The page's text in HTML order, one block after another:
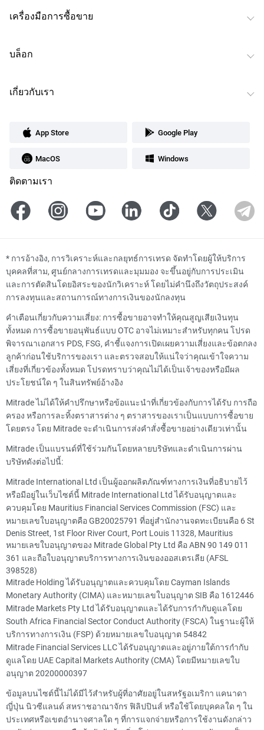
เครื่องมือการซื้อขาย
บล็อก
เกี่ยวกับเรา
App Store Google Play
MacOS Windows
ติดตามเรา
* การอ้างอิง, การวิเคราะห์และกลยุทธ์การเทรด จัดทำโดยผู้ให้บริการ
บุคคลที่สาม, ศูนย์กลางการเทรดและมุมมอง จะขึ้นอยู่กับการประเมิน
และการตัดสินโดยอิสระของนักวิเคราะห์ โดยไม่คำนึงถึงวัตถุประสงค์
การลงทุนและสถานการณ์ทางการเงินของนักลงทุน
คำเตือนเกี่ยวกับความเสี่ยง: การซื้อขายอาจทำให้คุณสูญเสียเงินทุน
ทั้งหมด การซื้อขายอนุพันธ์แบบ OTC อาจไม่เหมาะสำหรับทุกคน โปรด
พิจารณาเอกสาร PDS, FSG, คำชี้แจงการเปิดเผยความเสี่ยงและข้อตกลง
ลูกค้าก่อนใช้บริการของเรา และตรวจสอบให้แน่ใจว่าคุณเข้าใจความ
เสี่ยงที่เกี่ยวข้องทั้งหมด โปรดทราบว่าคุณไม่ได้เป็นเจ้าของหรือมีผล
ประโยชน์ใด ๆ ในสินทรัพย์อ้างอิง
Mitrade ไม่ได้ให้คำปรึกษาหรือข้อแนะนำที่เกี่ยวข้องกับการได้รับ การถือ
ครอง หรือการละทิ้งตราสารต่าง ๆ ตราสารของเราเป็นแบบการซื้อขาย
โดยตรง โดย Mitrade จะดำเนินการส่งคำสั่งซื้อขายอย่างเดียวเท่านั้น
Mitrade เป็นแบรนด์ที่ใช้ร่วมกันโดยหลายบริษัทและดำเนินการผ่าน
บริษัทดังต่อไปนี้:
Mitrade International Ltd เป็นผู้ออกผลิตภัณฑ์ทางการเงินที่อธิบายไว้
หรือมีอยู่ในเว็บไซต์นี้ Mitrade International Ltd ได้รับอนุญาตและ
ควบคุมโดย Mauritius Financial Services Commission (FSC) และ
หมายเลขใบอนุญาตคือ GB20025791 ที่อยู่สำนักงานจดทะเบียนคือ 6 St
Denis Street, 1st Floor River Court, Port Louis 11328, Mauritius
หมายเลขใบอนุญาตของ Mitrade Global Pty Ltd คือ ABN 90 149 011
361 และถือใบอนุญาตบริการทางการเงินของออสเตรเลีย (AFSL
398528)
Mitrade Holding ได้รับอนุญาตและควบคุมโดย Cayman Islands
Monetary Authority (CIMA) และหมายเลขใบอนุญาต SIB คือ 1612446
Mitrade Markets Pty Ltd ได้รับอนุญาตและได้รับการกำกับดูแลโดย
South Africa Financial Sector Conduct Authority (FSCA) ในฐานะผู้ให้
บริการทางการเงิน (FSP) ด้วยหมายเลขใบอนุญาต 54842
Mitrade Financial Services LLC ได้รับอนุญาตและอยู่ภายใต้การกำกับ
ดูแลโดย UAE Capital Markets Authority (CMA) โดยมีหมายเลขใบ
อนุญาต 20200000397
ข้อมูลบนไซต์นี้ไม่ได้มีไว้สำหรับผู้ที่อาศัยอยู่ในสหรัฐอเมริกา แคนาดา
ญี่ปุ่น นิวซีแลนด์ สหราชอาณาจักร ฟิลิปปินส์ หรือใช้โดยบุคคลใด ๆ ใน
ประเทศหรือเขตอำนาจศาลใด ๆ ที่การแจกจ่ายหรือการใช้งานดังกล่าว